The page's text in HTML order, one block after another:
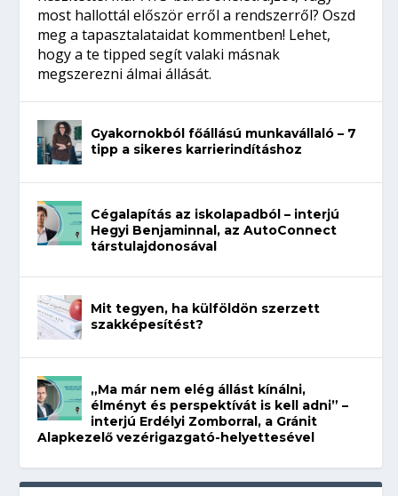
most hallottál először erről a rendszerről? Oszd
meg a tapasztalataidat kommentben! Lehet,
hogy a te tipped segít valaki másnak
megszerezni álmai állását.
Gyakornokból főállású munkavállaló – 7
tipp a sikeres karrierindításhoz
Cégalapítás az iskolapadból – interjú
Hegyi Benjaminnal, az AutoConnect
társtulajdonosával
Mit tegyen, ha külföldön szerzett
szakképesítést?
„Ma már nem elég állást kínálni,
élményt és perspektívát is kell adni” –
interjú Erdélyi Zomborral, a Gránit
Alapkezelő vezérigazgató-helyettesével